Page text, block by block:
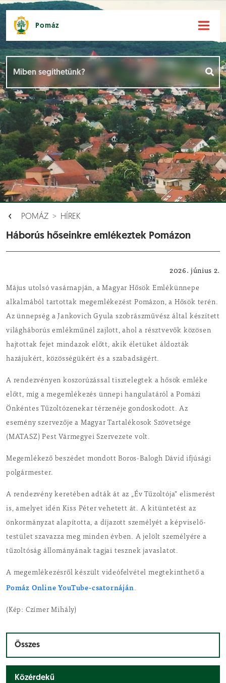
Pomáz
POMÁZ HÍREK
Háborús hőseinkre emlékeztek Pomázon
2026. június 2.
Május utolsó vasárnapján, a Magyar Hősök Emlékünnepe
alkalmából tartottak megemlékezést Pomázon, a Hősök terén.
Az ünnepség a Jankovich Gyula szobrászművész által készített
világháborús emlékműnél zajlott, ahol a résztvevők közösen
hajtottak fejet mindazok előtt, akik életüket áldozták
hazájukért, közösségükért és a szabadságért.
A rendezvényen koszorúzással tisztelegtek a hősök emléke
előtt, míg a megemlékezés ünnepi hangulatáról a Pomázi
Önkéntes Tűzoltózenekar térzenéje gondoskodott. Az
esemény szervezője a Magyar Tartalékosok Szövetsége
(MATASZ) Pest Vármegyei Szervezete volt.
Megemlékező beszédet mondott Boros-Balogh Dávid ifjúsági
polgármester.
A rendezvény keretében adták át az „Év Tűzoltója” elismerést
is, amelyet idén Kiss Péter vehetett át. A kitüntetést az
önkormányzat alapította, a díjazott személyét a képviselő-
testület szavazza meg minden évben. A jelölt személyére a
tűzoltóság állományának tagjai tesznek javaslatot.
A megemlékezésről készült videófelvétel megtekinthető a
Pomáz Online YouTube-csatornáján.
(Kép: Czímer Mihály)
Összes
Közérdekű
Események []
Dokumentumok [ ]
Aloldalak []